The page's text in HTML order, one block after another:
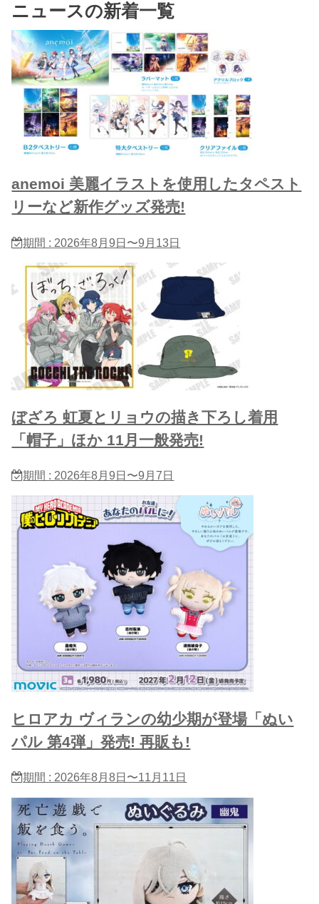
ニュースの新着一覧
anemoi 美麗イラストを使用したタペスト
リーなど新作グッズ発売!
期間 : 2026年8月9日〜9月13日
ぼざろ 虹夏とリョウの描き下ろし着用
「帽子」ほか 11月一般発売!
期間 : 2026年8月9日〜9月7日
ヒロアカ ヴィランの幼少期が登場「ぬい
パル 第4弾」発売! 再販も!
期間 : 2026年8月8日〜11月11日